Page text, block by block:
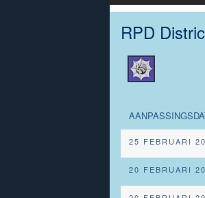
RPD
25 FEBRUARI
20 FEBRUARI